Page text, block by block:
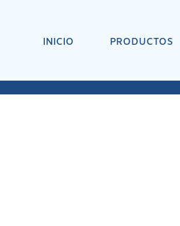
INICIO PRODUCTOS